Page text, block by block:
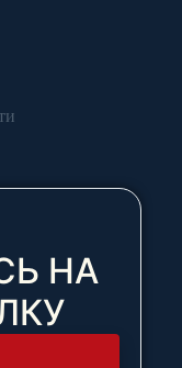
НА